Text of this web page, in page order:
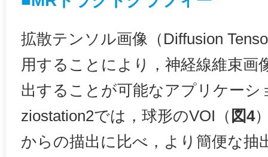
拡散テンソル画像（Diffusion
用することにより，神経線維束画
出することが可能なアプリケーシ
ziostation2では，球形のVOI（ 図4
からの描出に比べ，より簡便な抽